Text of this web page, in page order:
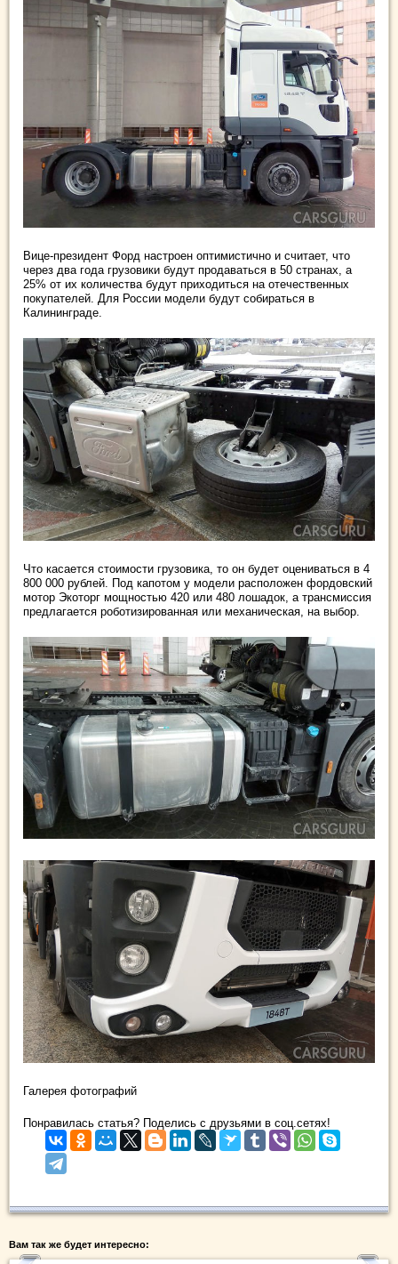
Вице-президент Форд настроен оптимистично и считает, что
через два года грузовики будут продаваться в 50 странах, а
25% от их количества будут приходиться на отечественных
покупателей. Для России модели будут собираться в
Калининграде.
Что касается стоимости грузовика, то он будет оцениваться в 4
800 000 рублей. Под капотом у модели расположен фордовский
мотор Экоторг мощностью 420 или 480 лошадок, а трансмиссия
предлагается роботизированная или механическая, на выбор.
Галерея фотографий
Понравилась статья? Поделись с друзьями в соц.сетях!
Вам так же будет интересно: